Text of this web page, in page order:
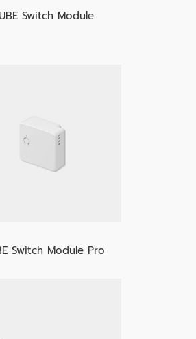
Switch Module
Switch Module Pro